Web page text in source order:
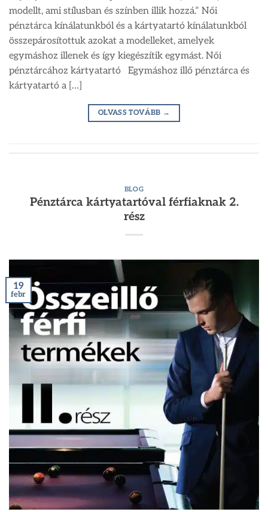
modellt, ami stílusban és színben illik hozzá.” Női
pénztárca kínálatunkból és a kártyatartó kínálatunkból
összepárosítottuk azokat a modelleket, amelyek
egymáshoz illenek és így kiegészítik egymást. Női
pénztárcához kártyatartó Egymáshoz illő pénztárca és
kártyatartó a […]
OLVASS TOVÁBB →
BLOG
Pénztárca kártyatartóval férfiaknak 2.
rész
19
febr